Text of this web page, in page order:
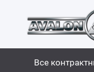
Все